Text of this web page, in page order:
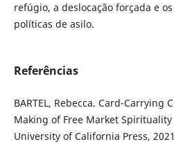
refúgio, a deslocação forçada e
políticas de asilo.
Referências
BARTEL, Rebecca. Card-Carrying
Making of Free Market
University of California Press,